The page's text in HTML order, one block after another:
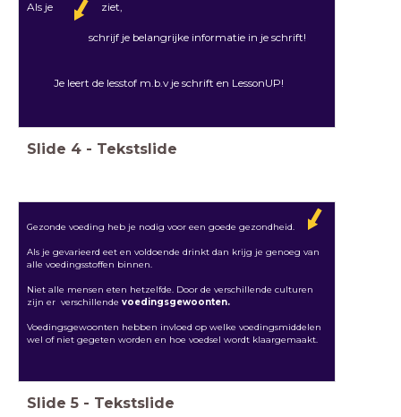
Als je ziet,
schrijf je belangrijke informatie in je schrift!
Je leert de lesstof m.b.v je schrift en LessonUP!
Slide 4 - Tekstslide
Gezonde voeding heb je nodig voor een goede gezondheid.
Als je gevarieerd eet en voldoende drinkt dan krijg je genoeg van
alle voedingsstoffen binnen.
Niet alle mensen eten hetzelfde. Door de verschillende culturen
zijn er verschillendevoedingsgewoonten.
Voedingsgewoonten hebben invloed op welke voedingsmiddelen
wel of niet gegeten worden en hoe voedsel wordt klaargemaakt.
Slide 5 - Tekstslide